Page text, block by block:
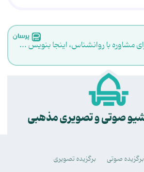
مشاوره با روانشناس، اینجا بنویس ...
.
صوتی و تصویری مذهبی
برگزیده صوتی
برگزیده تصویری